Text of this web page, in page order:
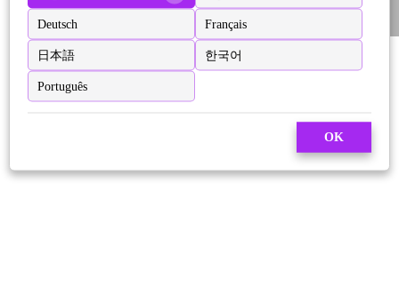
Deutsch Français
日本語 한국어
Português
OK